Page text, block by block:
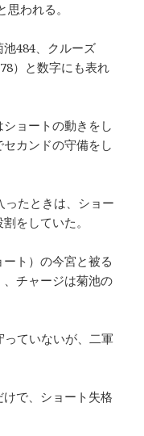
われる。
484、クルーズ
）と数字にも表れ
ョートの動きをし
カンドの守備をし
ったときは、ショー
をしていた。
ト）の今宮と被る
チャージは菊池の
っていないが、二軍
で、ショート失格